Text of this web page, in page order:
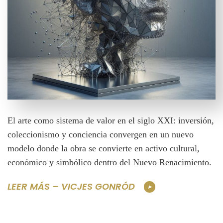
El arte como sistema de valor en el siglo XXI: inversión,
coleccionismo y conciencia convergen en un nuevo
modelo donde la obra se convierte en activo cultural,
económico y simbólico dentro del Nuevo Renacimiento.
LEER MÁS – VICJES GONRÓD